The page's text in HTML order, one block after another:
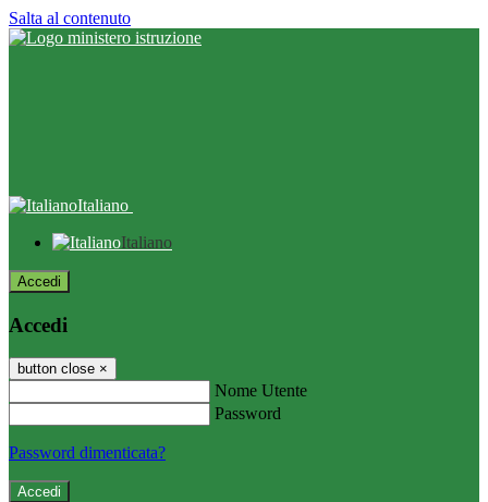
Salta al contenuto
Italiano
Italiano
Accedi
Accedi
button close ×
Nome Utente
Password
Password dimenticata?